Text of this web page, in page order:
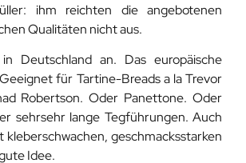
ihm reichten die angebotenen
Qualitäten nicht aus.
Deutschland an. Das europäische
für Tartine-Breads a la Trevor
Robertson. Oder Panettone. Oder
sehrsehr lange Tegführungen. Auch
kleberschwachen, geschmacksstarken
Idee.